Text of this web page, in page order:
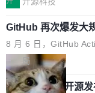
都有问题，是最吸引眼
他引用的帖子来自
026 的读者：「看了篇
理由很具体。FA 系列
认为最重要的一个——
驱动你去学 CuTe，但
er++ 优化所淹没，足
键的是 FA2 的持久性
鸿蒙通过统一技术底座
型智能设备的开发、连
也为产业链企业探索产
的空间。 8月14日，开
（OHDD：
GitHub 再次爆发大
8 月 6 日，GitHub
模服务降级，Actions
webhook 停发，连自
障无法工作。Pages
局
Prime Agent 开源发